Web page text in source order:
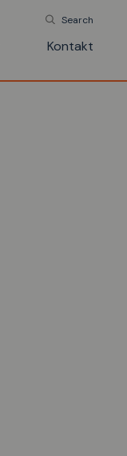
Search
Kontakt